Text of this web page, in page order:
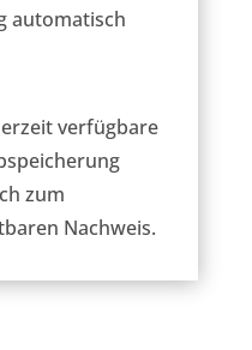
automatisch
verfügbare
zum
Nachweis.